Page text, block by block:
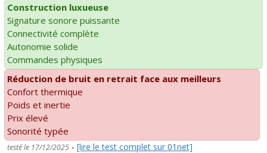
Construction luxueuse
Signature sonore puissante
Connectivité complète
Autonomie solide
Commandes physiques
Réduction de bruit en retrait face aux meilleurs
Confort thermique
Poids et inertie
Prix élevé
Sonorité typée
testé le 17/12/2025 - [lire le test complet sur 01net]